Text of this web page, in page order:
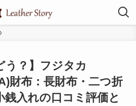
う？】フジタカ
財布：長財布・二つ折
銭入れの口コミ評価と